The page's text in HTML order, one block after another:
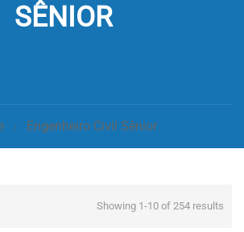
SÊNIOR
Engenheiro Civil Sênior
Showing 1-10 of 254 results